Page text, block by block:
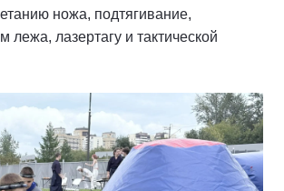
ножа, подтягивание,
лазертагу и тактической